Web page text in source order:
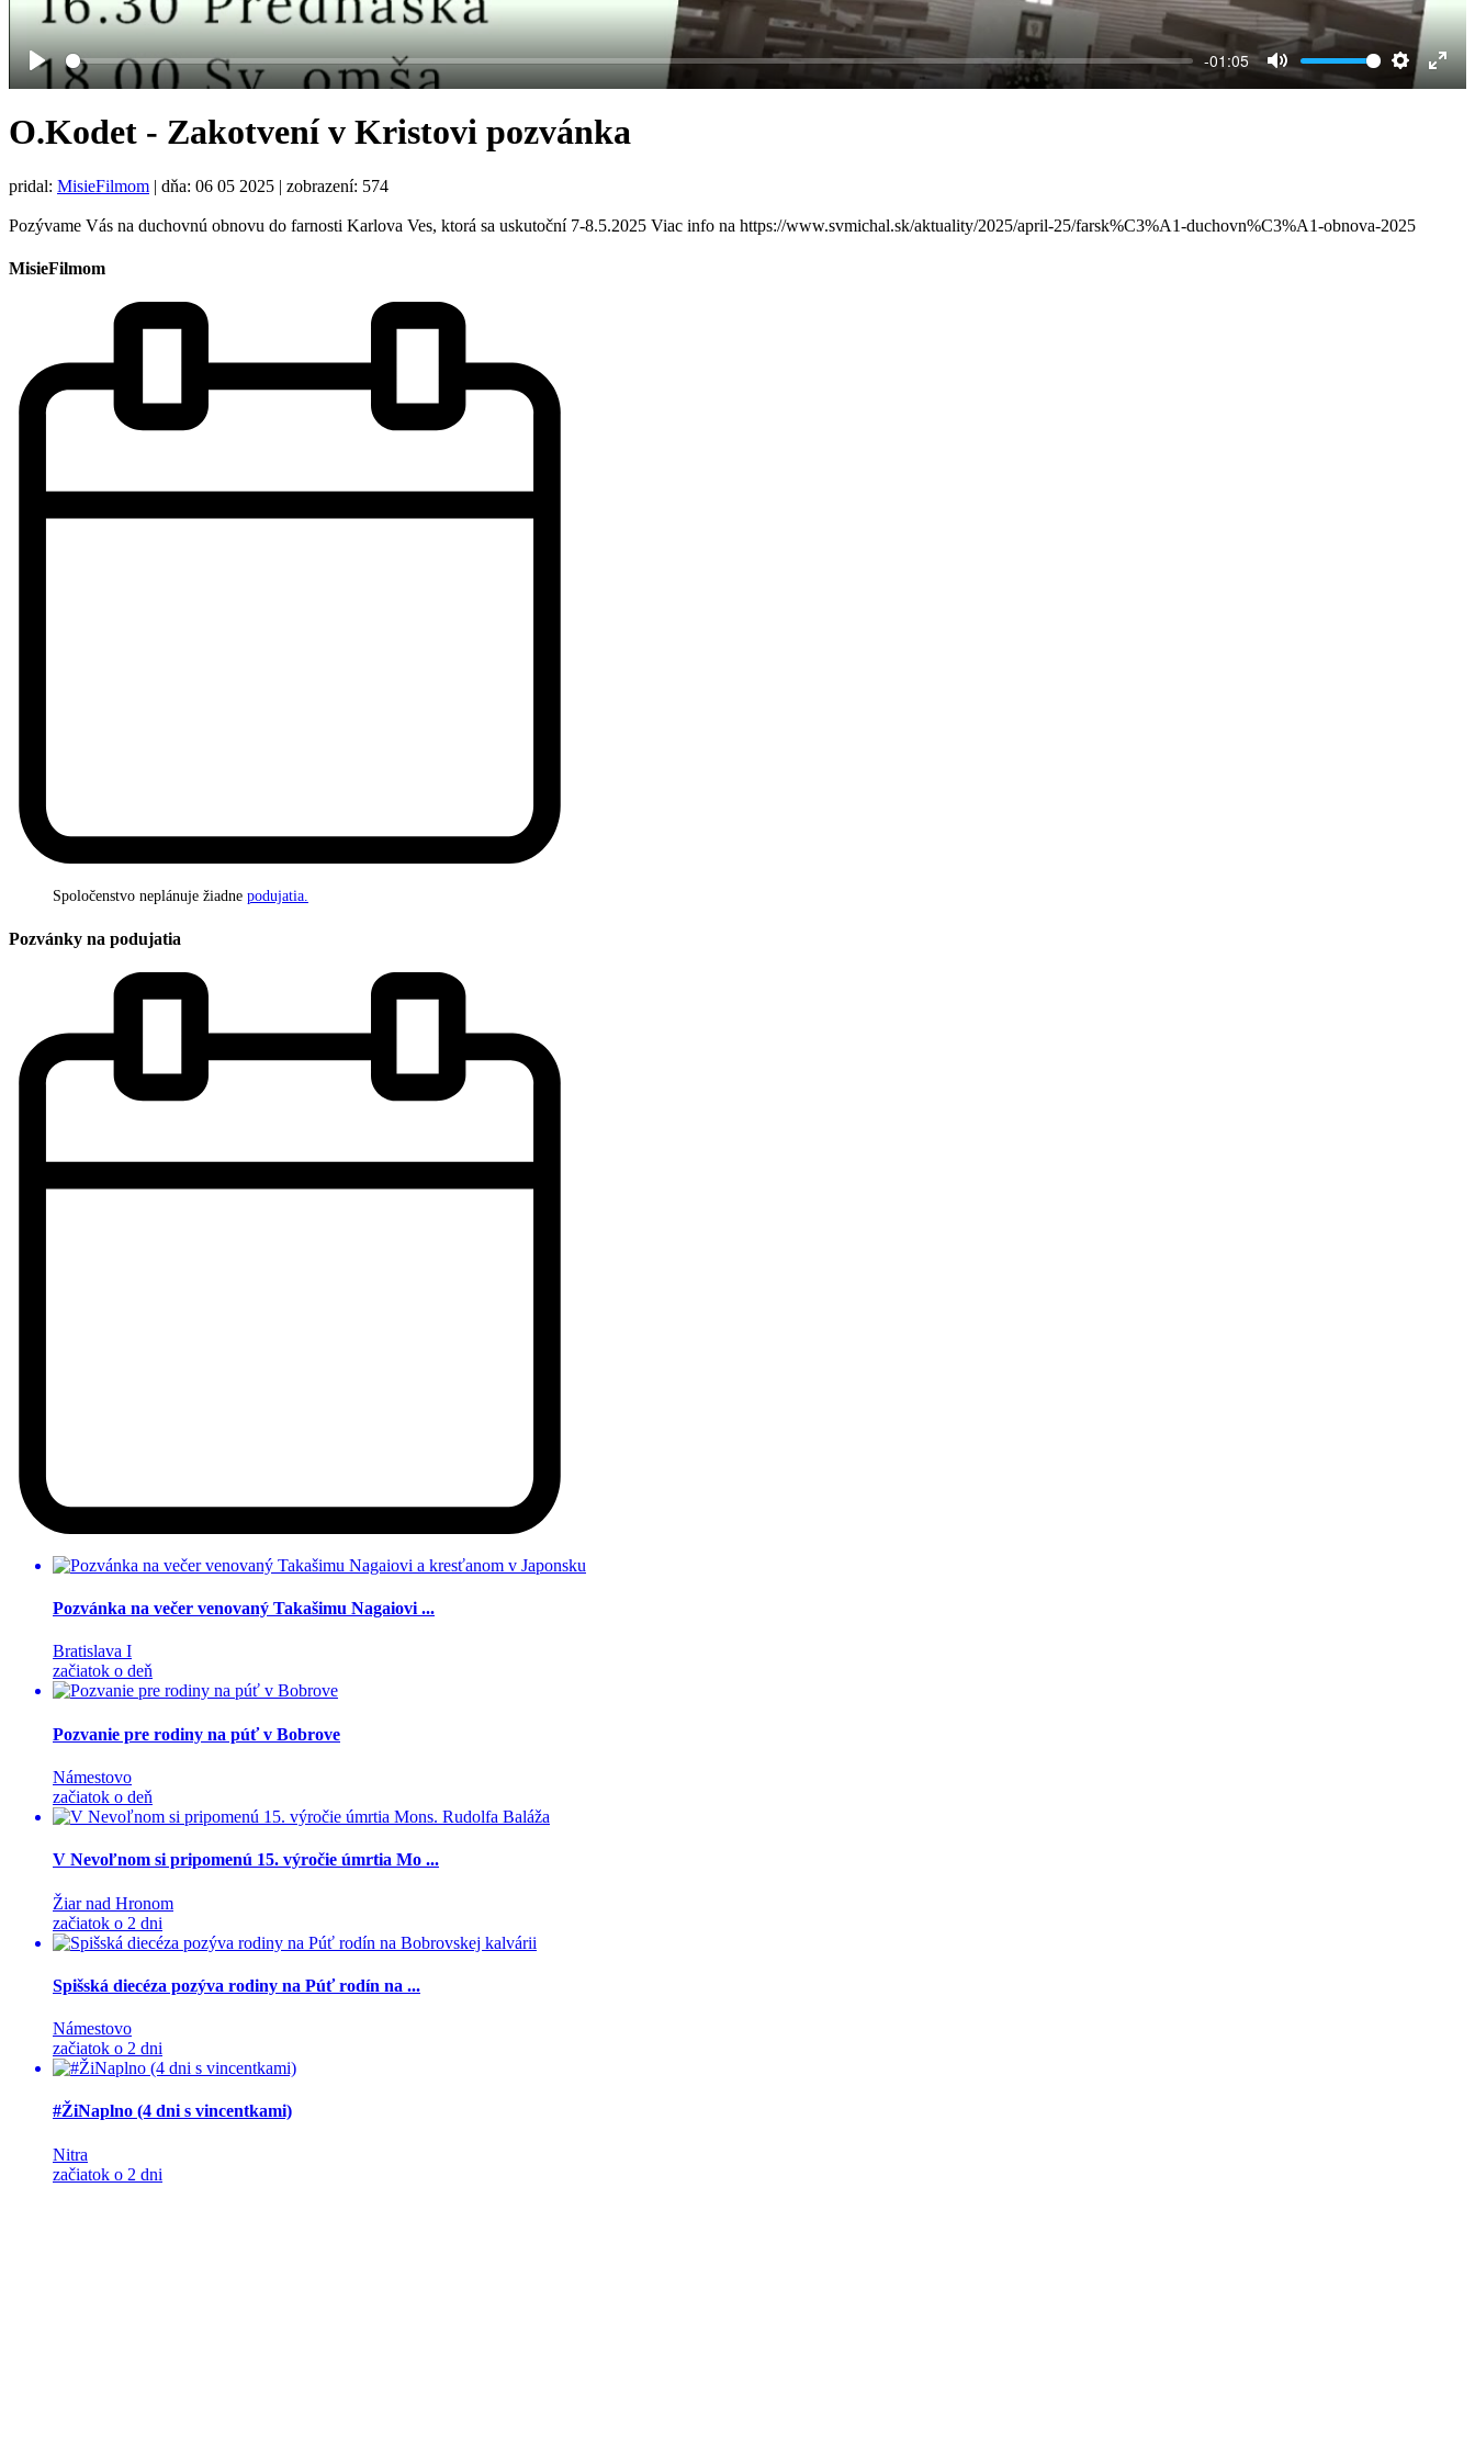
Play
-01:05
Mute Settings
O.Kodet - Zakotvení v Kristovi pozvánka
pridal: MisieFilmom | dňa: 06 05 2025 | zobrazení: 574
Pozývame Vás na duchovnú obnovu do farnosti Karlova Ves, ktorá sa uskutoční 7-8.5.2025 Viac info na https://www.svmichal.sk/aktuality/2025/april-25/farsk%C3%A1-duchovn%C3%A1-obnova-2025
MisieFilmom
Spoločenstvo neplánuje žiadne podujatia.
Pozvánky na podujatia
Pozvánka na večer venovaný Takašimu Nagaiovi ...
Bratislava I
začiatok o deň
Pozvanie pre rodiny na púť v Bobrove
Námestovo
začiatok o deň
V Nevoľnom si pripomenú 15. výročie úmrtia Mo ...
Žiar nad Hronom
začiatok o 2 dni
Spišská diecéza pozýva rodiny na Púť rodín na ...
Námestovo
začiatok o 2 dni
#ŽiNaplno (4 dni s vincentkami)
Nitra
začiatok o 2 dni